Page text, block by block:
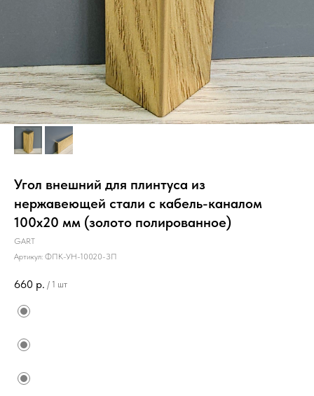
Угол внешний для плинтуса из
нержавеющей стали с кабель-каналом
100х20 мм (золото полированное)
GART
Артикул: ФПК-УН-10020-ЗП
660 р. / 1 шт